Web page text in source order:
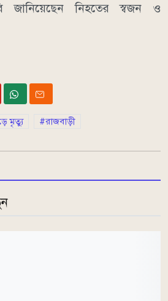
জানিয়েছেন নিহতের স্বজন ও
মৃত্যু রাজবাড়ী